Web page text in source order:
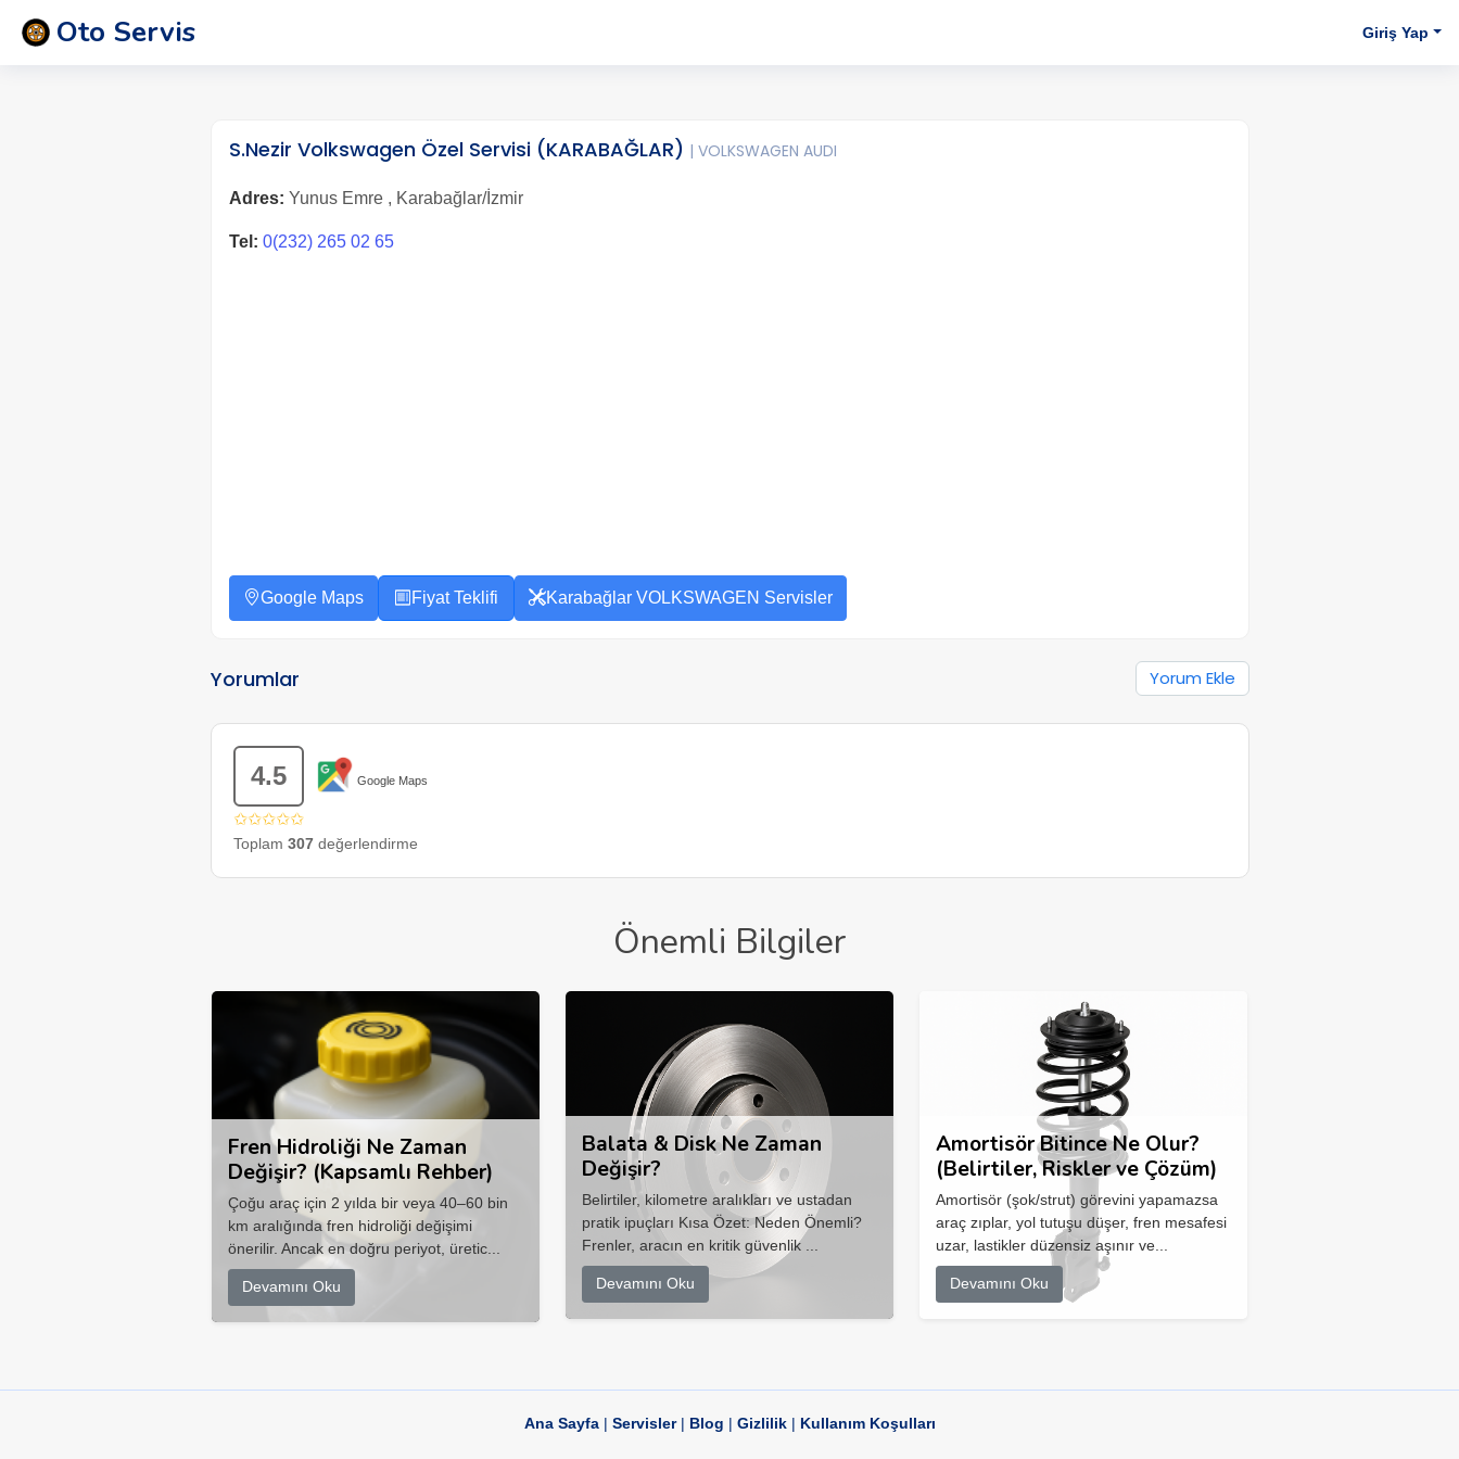
Oto Servis Giriş Yap
S.Nezir Volkswagen Özel Servisi (KARABAĞLAR) | VOLKSWAGEN AUDI
Adres: Yunus Emre , Karabağlar/İzmir
Tel: 0(232) 265 02 65
Google Maps Fiyat Teklifi Karabağlar VOLKSWAGEN Servisler
Yorumlar Yorum Ekle
4.5 Google Maps
✩✩✩✩✩
Toplam 307değerlendirme
Önemli Bilgiler
Fren Hidroliği Ne Zaman
Değişir? (Kapsamlı Rehber)
Çoğu araç için 2 yılda bir veya 40–60 bin
km aralığında fren hidroliği değişimi
önerilir. Ancak en doğru periyot, üretic...
Devamını Oku
Balata & Disk Ne Zaman
Değişir?
Belirtiler, kilometre aralıkları ve ustadan
pratik ipuçları Kısa Özet: Neden Önemli?
Frenler, aracın en kritik güvenlik ...
Devamını Oku
Amortisör Bitince Ne Olur?
(Belirtiler, Riskler ve Çözüm)
Amortisör (şok/strut) görevini yapamazsa
araç zıplar, yol tutuşu düşer, fren mesafesi
uzar, lastikler düzensiz aşınır ve...
Devamını Oku
Ana Sayfa| Servisler| Blog | Gizlilik| Kullanım Koşulları